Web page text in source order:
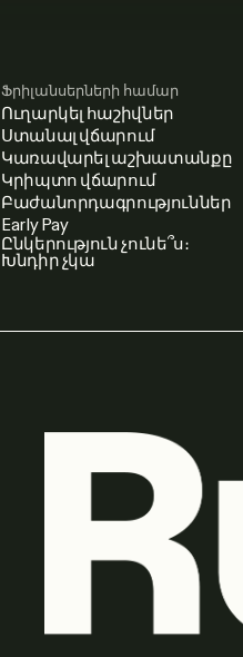
Ֆրիլանսերների համար
Ուղարկել հաշիվներ
Ստանալ վճարում
Կառավարել աշխատանքը
Կրիպտո վճարում
Բաժանորդագրություններ
Early Pay
Ընկերություն չունե՞ս։
Խնդիր չկա